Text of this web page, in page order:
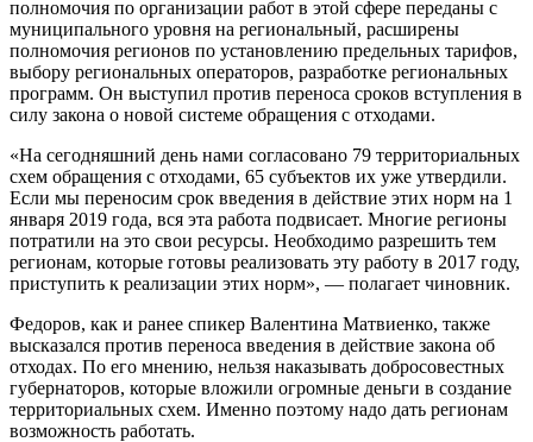
полномочия по организации работ в этой сфере переданы с
муниципального уровня на региональный, расширены
полномочия регионов по установлению предельных тарифов,
выбору региональных операторов, разработке региональных
программ. Он выступил против переноса сроков вступления в
силу закона о новой системе обращения с отходами.
«На сегодняшний день нами согласовано 79 территориальных
схем обращения с отходами, 65 субъектов их уже утвердили.
Если мы переносим срок введения в действие этих норм на 1
января 2019 года, вся эта работа подвисает. Многие регионы
потратили на это свои ресурсы. Необходимо разрешить тем
регионам, которые готовы реализовать эту работу в 2017 году,
приступить к реализации этих норм», — полагает чиновник.
Федоров, как и ранее спикер Валентина Матвиенко, также
высказался против переноса введения в действие закона об
отходах. По его мнению, нельзя наказывать добросовестных
губернаторов, которые вложили огромные деньги в создание
территориальных схем. Именно поэтому надо дать регионам
возможность работать.